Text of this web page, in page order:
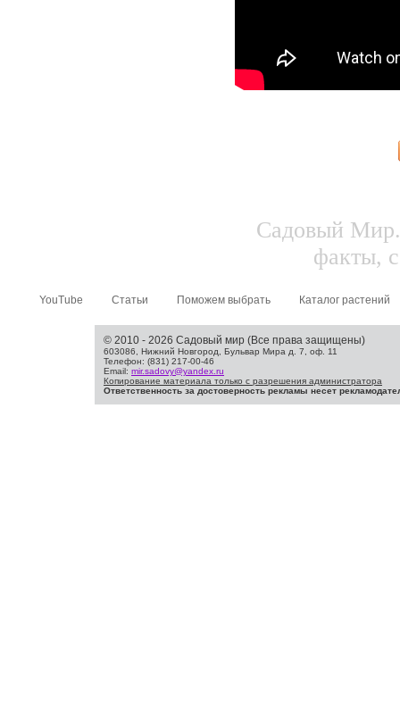
Садовый Мир.
факты,
YouTube Статьи Поможем выбрать Каталог растений
© 2010 - 2026 Садовый мир (Все права защищены)
603086, Нижний Новгород, Бульвар Мира д. 7, оф. 11
Телефон: (831) 217-00-46
Email: mir.sadovy@yandex.ru
Копирование материала только с разрешения администратора
Ответственность за достоверность рекламы несет